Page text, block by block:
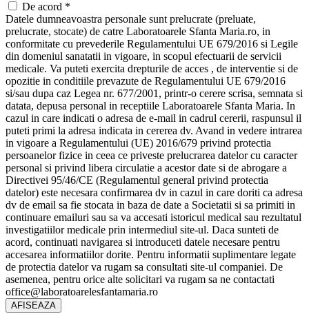
De acord *
Datele dumneavoastra personale sunt prelucrate (preluate,
prelucrate, stocate) de catre Laboratoarele Sfanta Maria.ro, in
conformitate cu prevederile Regulamentului UE 679/2016 si Legile
din domeniul sanatatii in vigoare, in scopul efectuarii de servicii
medicale. Va puteti exercita drepturile de acces , de interventie si de
opozitie in conditiile prevazute de Regulamentului UE 679/2016
si/sau dupa caz Legea nr. 677/2001, printr-o cerere scrisa, semnata si
datata, depusa personal in receptiile Laboratoarele Sfanta Maria. In
cazul in care indicati o adresa de e-mail in cadrul cererii, raspunsul il
puteti primi la adresa indicata in cererea dv. Avand in vedere intrarea
in vigoare a Regulamentului (UE) 2016/679 privind protectia
persoanelor fizice in ceea ce priveste prelucrarea datelor cu caracter
personal si privind libera circulatie a acestor date si de abrogare a
Directivei 95/46/CE (Regulamentul general privind protectia
datelor) este necesara confirmarea dv in cazul in care doriti ca adresa
dv de email sa fie stocata in baza de date a Societatii si sa primiti in
continuare emailuri sau sa va accesati istoricul medical sau rezultatul
investigatiilor medicale prin intermediul site-ul. Daca sunteti de
acord, continuati navigarea si introduceti datele necesare pentru
accesarea informatiilor dorite. Pentru informatii suplimentare legate
de protectia datelor va rugam sa consultati site-ul companiei. De
asemenea, pentru orice alte solicitari va rugam sa ne contactati
office@laboratoarelesfantamaria.ro